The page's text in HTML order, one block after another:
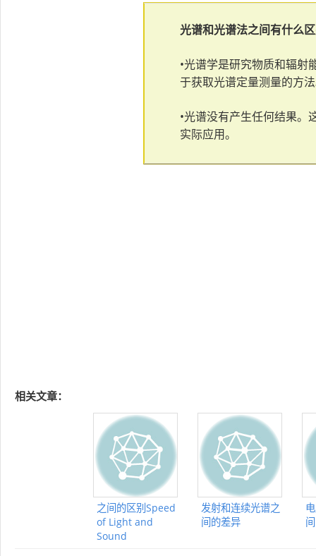
光谱和光谱法之间有什么
•光谱学是研究物质和辐射
于获取光谱定量测量的方
•光谱没有产生任何结果。
实际应用。
相关文章：
之间的区别Speed
of Light and
Sound
发射和连续光谱之
间的差异